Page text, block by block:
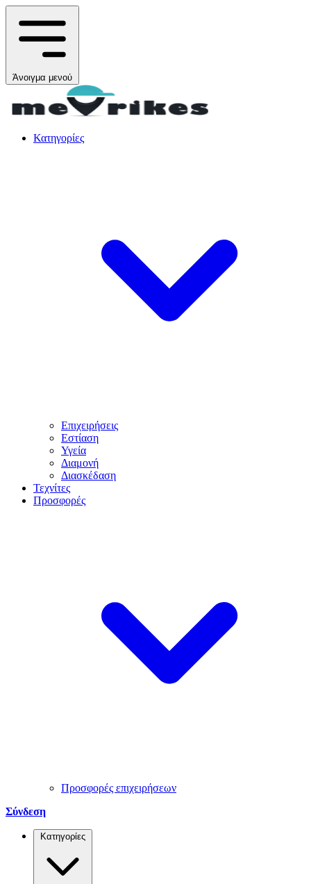
Άνοιγμα μενού
Κατηγορίες
Επιχειρήσεις
Εστίαση
Υγεία
Διαμονή
Διασκέδαση
Τεχνίτες
Προσφορές
Προσφορές επιχειρήσεων
Σύνδεση
Κατηγορίες